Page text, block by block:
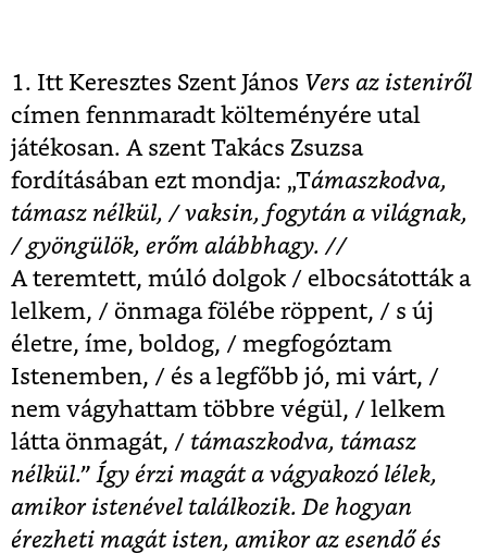
1. Itt Keresztes Szent János Vers az isteniről
címen fennmaradt költeményére utal
játékosan. A szent Takács Zsuzsa
fordításában ezt mondja: „Támaszkodva,
támasz nélkül, / vaksin, fogytán a világnak,
/ gyöngülök, erőm alábbhagy. //
A teremtett, múló dolgok / elbocsátották a
lelkem, / önmaga fölébe röppent, / s új
életre, íme, boldog, / megfogóztam
Istenemben, / és a legfőbb jó, mi várt, /
nem vágyhattam többre végül, / lelkem
látta önmagát, / támaszkodva, támasz
nélkül.” Így érzi magát a vágyakozó lélek,
amikor istenével találkozik. De hogyan
érezheti magát isten, amikor az esendő és